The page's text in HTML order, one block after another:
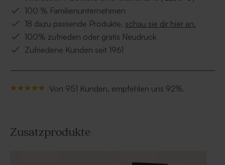
100 % Familienunternehmen
18 dazu passende Produkte, schau sie dir hier an.
100% zufrieden oder gratis Neudruck
Zufriedene Kunden seit 1961
Von 951 Kunden, empfehlen uns 92%.
Zusatzprodukte